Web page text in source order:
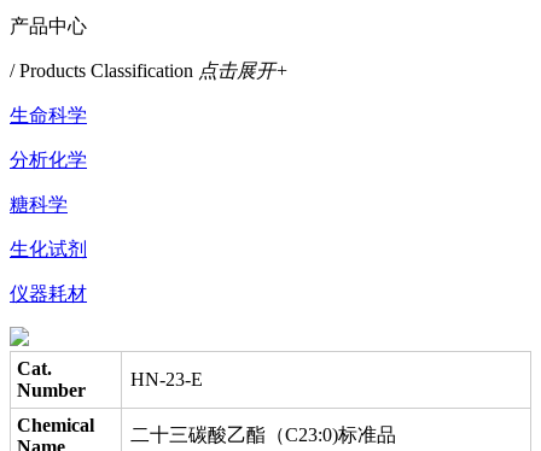
产品中心
/ Products Classification 点击展开+
生命科学
分析化学
糖科学
生化试剂
仪器耗材
Cat.
Number
HN-23-E
Chemical
Name
二十三碳酸乙酯（C23:0)标准品